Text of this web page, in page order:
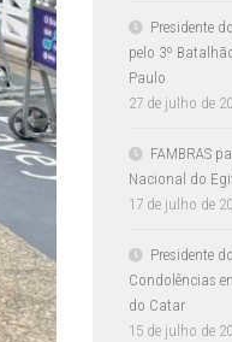
Presidente
pelo 3º
Paulo
27 de julho de
FAMBRAS
Nacional do
17 de julho de
Presidente
Condolências
do Catar
15 de julho de